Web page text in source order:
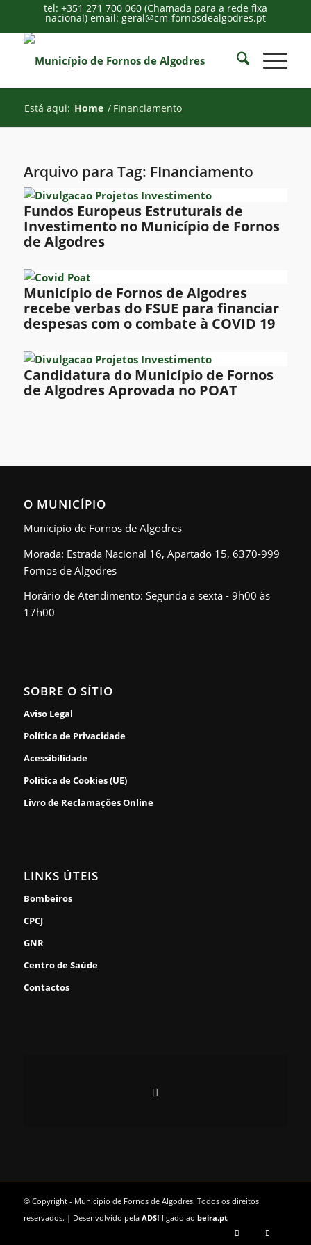
tel: +351 271 700 060 (Chamada para a rede fixa
nacional) email: geral@cm-fornosdealgodres.pt
Está aqui: Home / FInanciamento
Arquivo para Tag: FInanciamento
Fundos Europeus Estruturais de
Investimento no Município de Fornos
de Algodres
Município de Fornos de Algodres
recebe verbas do FSUE para financiar
despesas com o combate à COVID 19
Candidatura do Município de Fornos
de Algodres Aprovada no POAT
O MUNICÍPIO
Município de Fornos de Algodres
Morada: Estrada Nacional 16, Apartado 15, 6370-999
Fornos de Algodres
Horário de Atendimento: Segunda a sexta - 9h00 às
17h00
SOBRE O SÍTIO
Aviso Legal
Política de Privacidade
Acessibilidade
Política de Cookies (UE)
Livro de Reclamações Online
LINKS ÚTEIS
Bombeiros
CPCJ
GNR
Centro de Saúde
Contactos
© Copyright - Município de Fornos de Algodres. Todos os direitos
reservados. | Desenvolvido pela ADSI ligado ao beira.pt